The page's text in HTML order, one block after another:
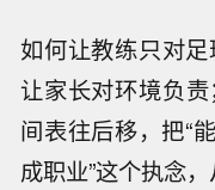
如何让教练只对足
让家长对环境负
间表往后移，把“
成职业”这个执念